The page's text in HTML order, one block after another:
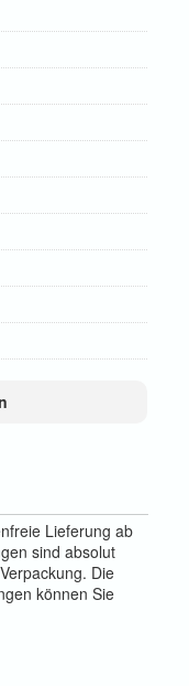
Lieferung ab
sind absolut
Die
können Sie